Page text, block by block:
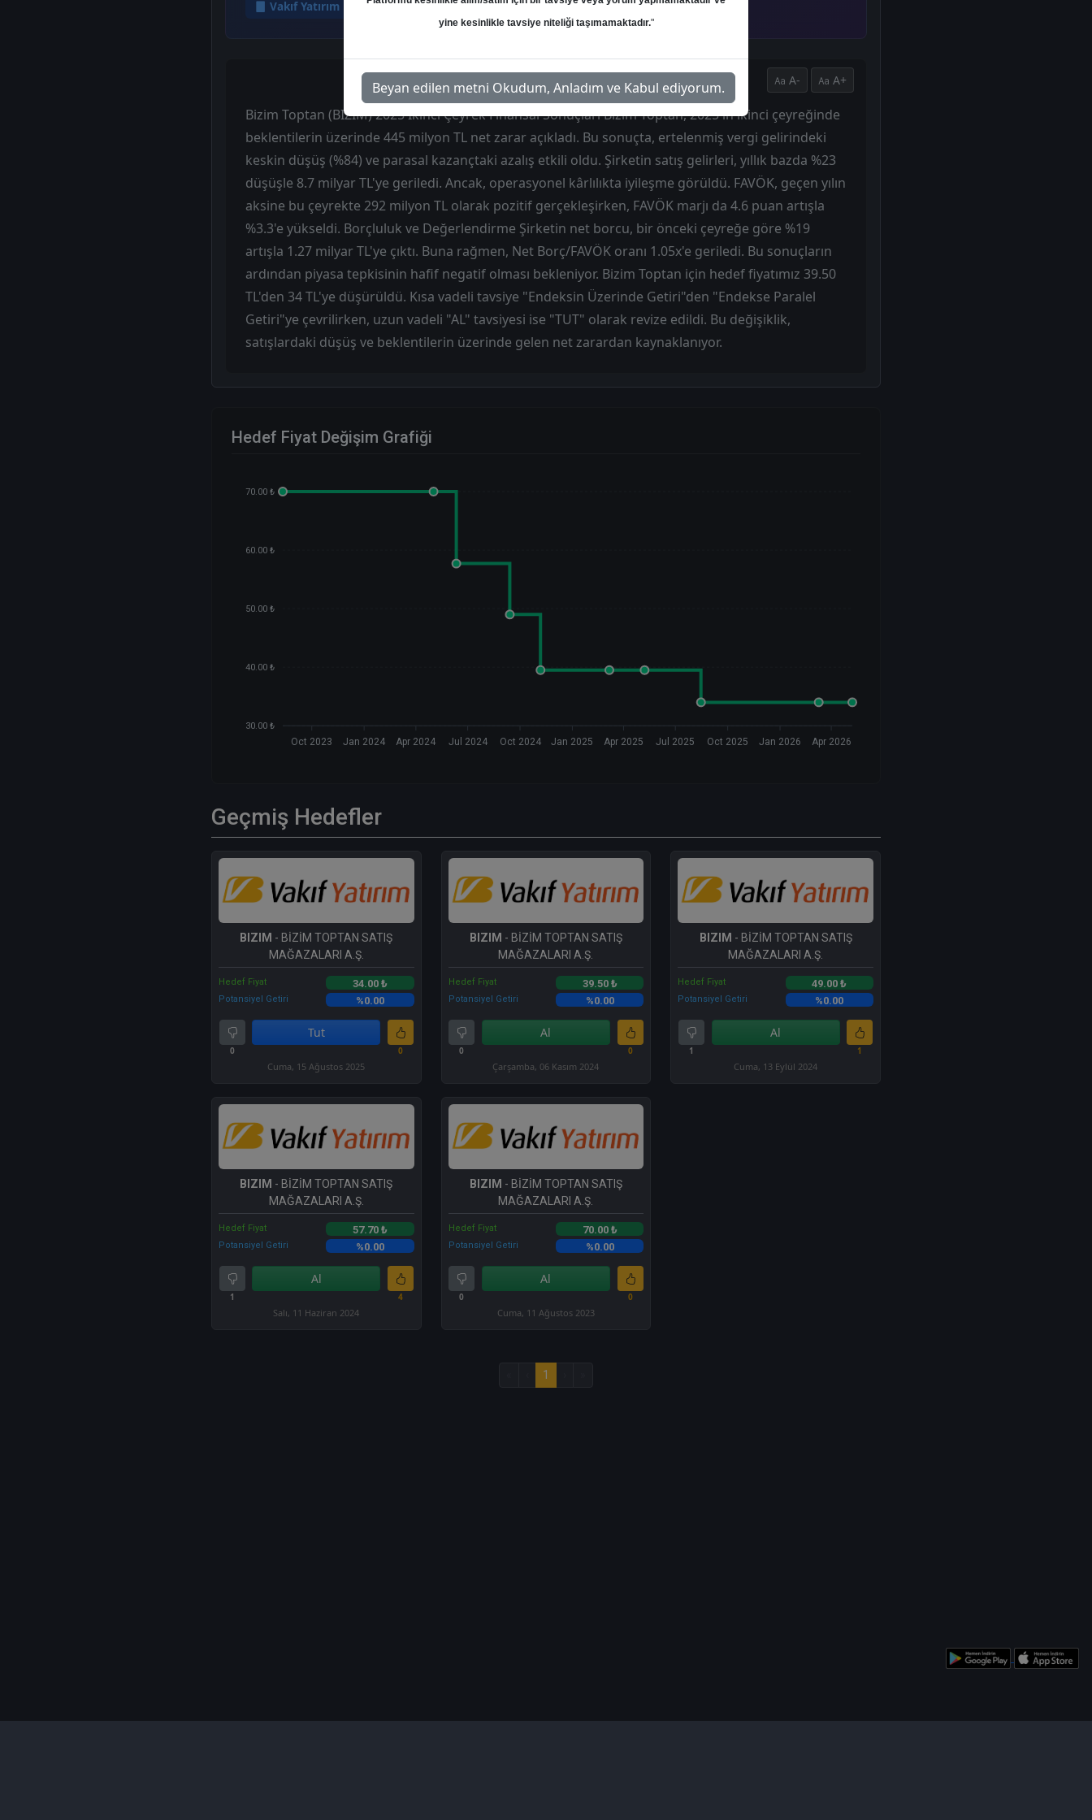
Vakıf Yatırım Hedef: 34.00 ₺ Potansiyel: %0.00
A- A+
Bizim Toptan (BIZIM) 2025 İkinci Çeyrek Finansal Sonuçları Bizim Toptan, 2025'in ikinci çeyreğinde
beklentilerin üzerinde 445 milyon TL net zarar açıkladı. Bu sonuçta, ertelenmiş vergi gelirindeki
keskin düşüş (%84) ve parasal kazançtaki azalış etkili oldu. Şirketin satış gelirleri, yıllık bazda %23
düşüşle 8.7 milyar TL'ye geriledi. Ancak, operasyonel kârlılıkta iyileşme görüldü. FAVÖK, geçen yılın
aksine bu çeyrekte 292 milyon TL olarak pozitif gerçekleşirken, FAVÖK marjı da 4.6 puan artışla
%3.3'e yükseldi. Borçluluk ve Değerlendirme Şirketin net borcu, bir önceki çeyreğe göre %19
artışla 1.27 milyar TL'ye çıktı. Buna rağmen, Net Borç/FAVÖK oranı 1.05x'e geriledi. Bu sonuçların
ardından piyasa tepkisinin hafif negatif olması bekleniyor. Bizim Toptan için hedef fiyatımız 39.50
TL'den 34 TL'ye düşürüldü. Kısa vadeli tavsiye "Endeksin Üzerinde Getiri"den "Endekse Paralel
Getiri"ye çevrilirken, uzun vadeli "AL" tavsiyesi ise "TUT" olarak revize edildi. Bu değişiklik,
satışlardaki düşüş ve beklentilerin üzerinde gelen net zarardan kaynaklanıyor.
Hedef Fiyat Değişim Grafiği
70.00 ₺
60.00 ₺
50.00 ₺
40.00 ₺
30.00 ₺
Oct 2023 Jan 2024 Apr 2024 Jul 2024 Oct 2024 Jan 2025 Apr 2025 Jul 2025 Oct 2025 Jan 2026 Apr 2026
Geçmiş Hedefler
BIZIM - BİZİM TOPTAN SATIŞ
MAĞAZALARI A.Ş.
Hedef Fiyat 34.00 ₺
Potansiyel Getiri %0.00
0
Tut
0
Cuma, 15 Ağustos 2025
BIZIM - BİZİM TOPTAN SATIŞ
MAĞAZALARI A.Ş.
Hedef Fiyat 39.50 ₺
Potansiyel Getiri %0.00
0
Al
0
Çarşamba, 06 Kasım 2024
BIZIM - BİZİM TOPTAN SATIŞ
MAĞAZALARI A.Ş.
Hedef Fiyat 49.00 ₺
Potansiyel Getiri %0.00
1
Al
1
Cuma, 13 Eylül 2024
BIZIM - BİZİM TOPTAN SATIŞ
MAĞAZALARI A.Ş.
Hedef Fiyat 57.70 ₺
Potansiyel Getiri %0.00
1
Al
4
Salı, 11 Haziran 2024
BIZIM - BİZİM TOPTAN SATIŞ
MAĞAZALARI A.Ş.
Hedef Fiyat 70.00 ₺
Potansiyel Getiri %0.00
0
Al
0
Cuma, 11 Ağustos 2023
1
yine kesinlikle tavsiye niteliği taşımamaktadır."
Beyan edilen metni Okudum, Anladım ve Kabul ediyorum.